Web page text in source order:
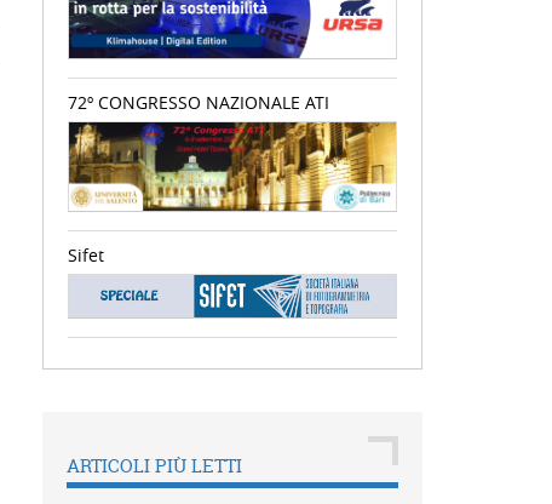
72º CONGRESSO NAZIONALE ATI
Sifet
ARTICOLI PIÙ LETTI